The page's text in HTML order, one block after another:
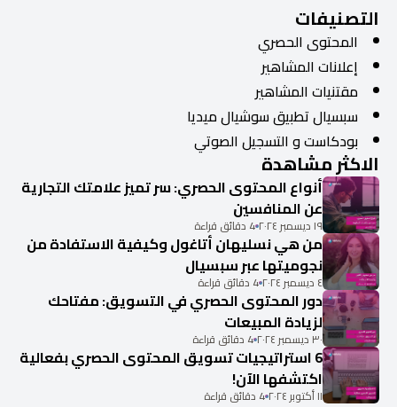
التصنيفات
المحتوى الحصري
إعلانات المشاهير
مقتنيات المشاهير
سبسيال تطبيق سوشيال ميديا
بودكاست و التسجيل الصوتي
الاكثر مشاهدة
أنواع المحتوى الحصري: سر تميز علامتك التجارية
عن المنافسين
١٩ ديسمبر ٢٠٢٤ 4 دقائق قراءة
من هي نسليهان أتاغول وكيفية الاستفادة من
نجوميتها عبر سبسيال
٤ ديسمبر ٢٠٢٤ 4 دقائق قراءة
دور المحتوى الحصري في التسويق: مفتاحك
لزيادة المبيعات
٣٠ ديسمبر ٢٠٢٤ 4 دقائق قراءة
6 استراتيجيات تسويق المحتوى الحصري بفعالية
اكتشفها الآن!
١١ أكتوبر ٢٠٢٤ 4 دقائق قراءة